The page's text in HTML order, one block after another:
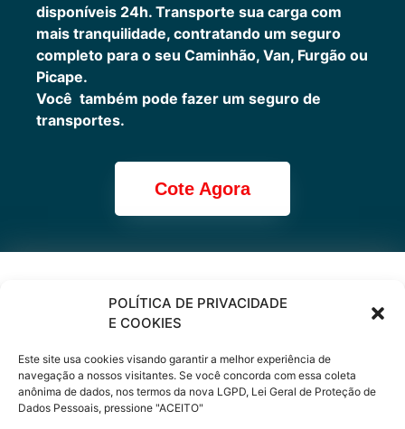
POLÍTICA DE PRIVACIDADE
E COOKIES
Este site usa cookies visando garantir a melhor experiência de
navegação a nossos visitantes. Se você concorda com essa coleta
anônima de dados, nos termos da nova LGPD, Lei Geral de Proteção de
Dados Pessoais, pressione "ACEITO"
disponíveis 24h. Transporte sua carga com
mais tranquilidade, contratando um seguro
completo para o seu Caminhão, Van, Furgão ou
Picape.
Você também pode fazer um seguro de
transportes.
Cote Agora
Cote online ou
peça via
WhatsApp